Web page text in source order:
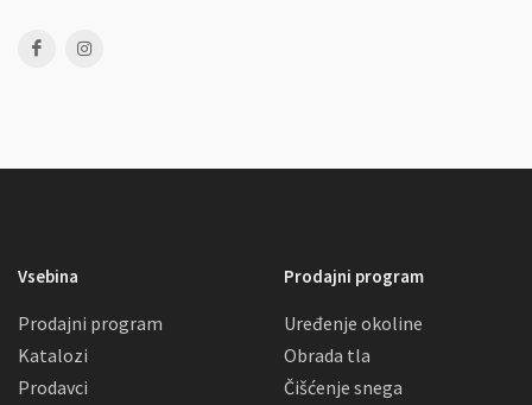
Vsebina
Prodajni program
Katalozi
Prodavci
Prodajni program
Uređenje okoline
Obrada tla
Čišćenje snega